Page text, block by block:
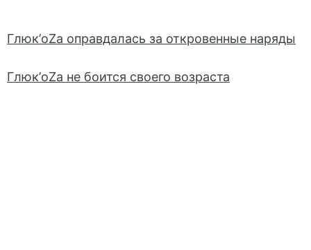
Глюк’oZa оправдалась за откровенные наряды
Глюк’oZa не боится своего возраста